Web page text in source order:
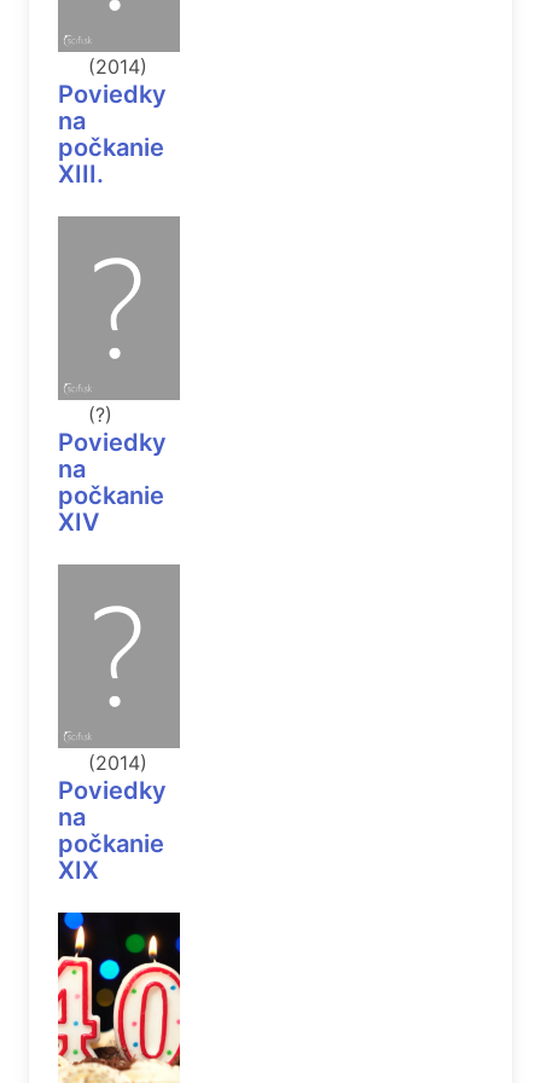
(2014)
Poviedky
na
počkanie
XIII.
(?)
Poviedky
na
počkanie
XIV
(2014)
Poviedky
na
počkanie
XIX